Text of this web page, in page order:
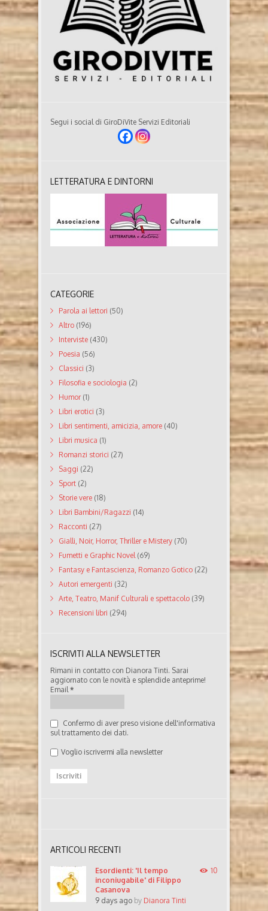
magistrale in Scienze dell’informazione editoriale,
pubblica e sociale con il massimo dei voti,
all’Università Aldo Moro di Bari. È dottoranda di ..
Segui i social di GiroDiVite Servizi Editoriali
LETTERATURA E DINTORNI
CATEGORIE
Parola ai lettori (50)
Altro (196)
Interviste (430)
Poesia (56)
Classici (3)
Filosofia e sociologia (2)
Humor(1)
Libri erotici (3)
Libri sentimenti, amicizia, amore (40)
Libri musica (1)
Romanzi storici (27)
Saggi (22)
Sport (2)
Storie vere (18)
Libri Bambini/Ragazzi (14)
Racconti (27)
Gialli, Noir, Horror, Thriller e Mistery (70)
Fumetti e Graphic Novel(69)
Fantasy e Fantascienza, Romanzo Gotico (22)
Autori emergenti (32)
Arte, Teatro, Manif Culturali e spettacolo (39)
Recensioni libri (294)
ISCRIVITI ALLA NEWSLETTER
Rimani in contatto con Dianora Tinti. Sarai
aggiornato con le novità e splendide anteprime!
Email*
Confermo di aver preso visione dell'informativa
sul trattamento dei dati.
Voglio iscrivermi alla newsletter
ARTICOLI RECENTI
Esordienti: 'Il tempo
inconiugabile' di Filippo
Casanova
9 days ago by Dianora Tinti
10